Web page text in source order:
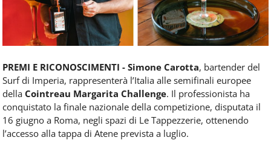
Horeca.
PREMI E RICONOSCIMENTI - Simone Carotta, bartender del
Surf di Imperia, rappresenterà l’Italia alle semifinali europee
della Cointreau Margarita Challenge. Il professionista ha
conquistato la finale nazionale della competizione, disputata il
16 giugno a Roma, negli spazi di Le Tappezzerie, ottenendo
l’accesso alla tappa di Atene prevista a luglio.